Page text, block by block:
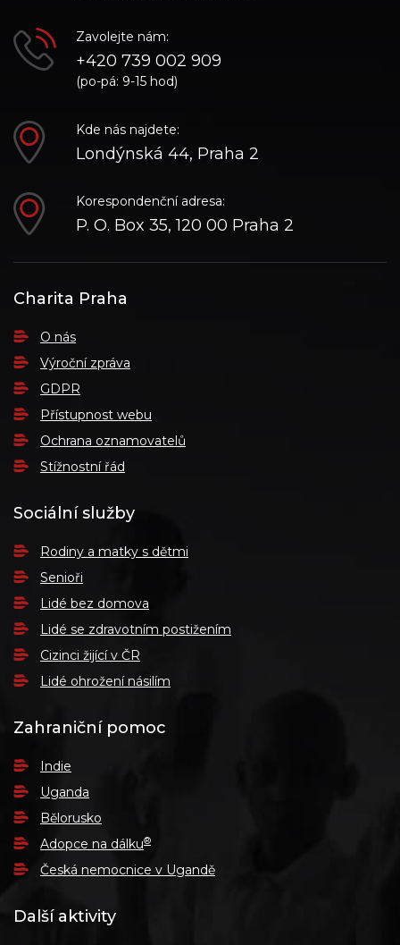
Zavolejte nám:
+420 739 002 909
(po-pá: 9-15 hod)
Kde nás najdete:
Londýnská 44, Praha 2
Korespondenční adresa:
P. O. Box 35, 120 00 Praha 2
Charita Praha
O nás
Výroční zpráva
GDPR
Přístupnost webu
Ochrana oznamovatelů
Stížnostní řád
Sociální služby
Rodiny a matky s dětmi
Senioři
Lidé bez domova
Lidé se zdravotním postižením
Cizinci žijící v ČR
Lidé ohrožení násilím
Zahraniční pomoc
Indie
Uganda
Bělorusko
Adopce na dálku®
Česká nemocnice v Ugandě
Další aktivity